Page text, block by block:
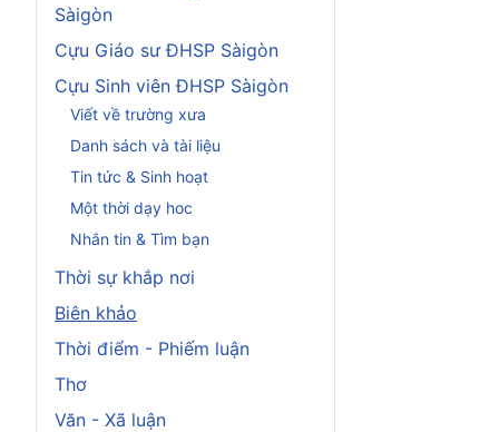
Sàigòn
Cựu Giáo sư ĐHSP Sàigòn
Cựu Sinh viên ĐHSP Sàigòn
Viết về trường xưa
Danh sách và tài liệu
Tin tức & Sinh hoạt
Một thời dạy hoc
Nhắn tin & Tìm bạn
Thời sự khắp nơi
Biên khảo
Thời điểm - Phiếm luận
Thơ
Văn - Xã luận